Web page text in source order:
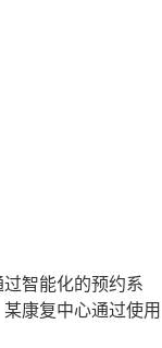
智能化的预约系
康复中心通过使用